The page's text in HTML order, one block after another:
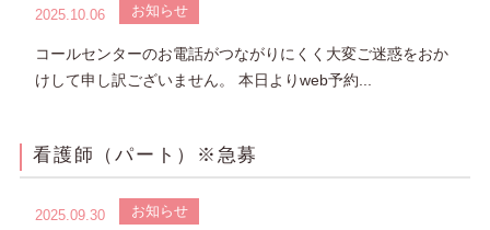
2025.10.06 お知らせ
コールセンターのお電話がつながりにくく大変ご迷惑をおか
けして申し訳ございません。 本日よりweb予約...
看護師（パート）※急募
2025.09.30 お知らせ